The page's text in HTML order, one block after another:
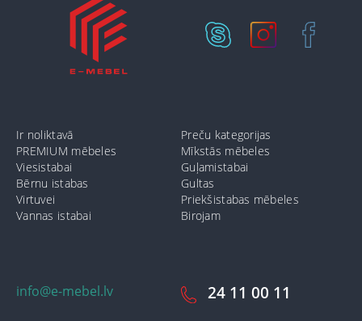
info@e-mebel.lv 24 11 00 11
Ir noliktavā
Preču kategorijas
PREMIUM mēbeles
Mīkstās mēbeles
Viesistabai
Guļamistabai
Bērnu istabas
Gultas
Virtuvei
Priekšistabas mēbeles
Vannas istabai
Birojam